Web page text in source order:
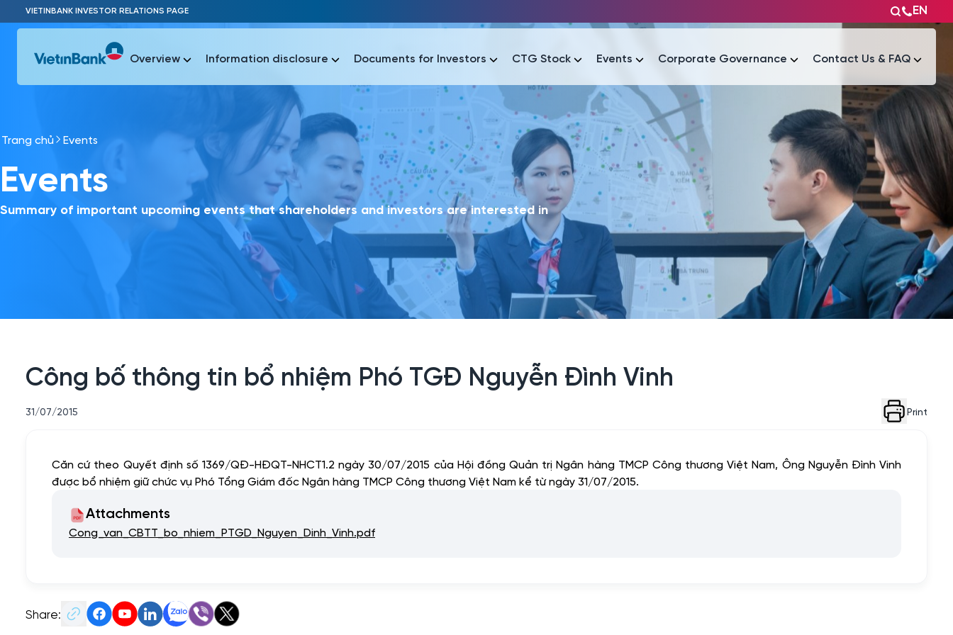
Skip to Main Content
VIETINBANK INVESTOR RELATIONS PAGE EN
Most Popular
Báo cáo tài chính Thông tin giao dịch Công bố thông tin Sự kiện
Overview Information disclosure Documents for Investors CTG Stock Events Corporate Governance Contact Us & FAQ
Most Popular
Thông tin giao dịch Công bố thông tin Tài liệu
Trang chủ Events
Events
Summary of important upcoming events that shareholders and investors are interested in
Công bố thông tin bổ nhiệm Phó TGĐ Nguyễn Đình Vinh
31/07/2015 Print
Căn cứ theo Quyết định số 1369/QĐ-HĐQT-NHCT1.2 ngày 30/07/2015 của Hội đồng Quản trị Ngân hàng TMCP Công thương Việt Nam, Ông Nguyễn Đình Vinh
được bổ nhiệm giữ chức vụ Phó Tổng Giám đốc Ngân hàng TMCP Công thương Việt Nam kể từ ngày 31/07/2015.
Attachments
Cong_van_CBTT_bo_nhiem_PTGD_Nguyen_Dinh_Vinh.pdf
Share: